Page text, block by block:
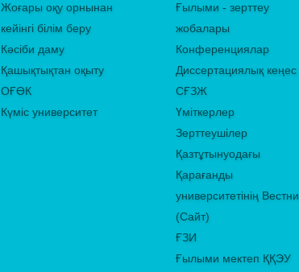
Жоғары оқу орнынан
кейінгі білім беру
Кәсіби даму
Қашықтықтан оқыту
ОҒӨК
Күміс университет
Ғылыми - зерттеу
жобалары
Конференциялар
Диссертациялық кеңес
СҒЗЖ
Үміткерлер
Зерттеушілер
Қазтұтынуодағы
Қарағанды
университетінің
(Сайт)
ҒЗИ
Ғылыми мектеп ҚҚЭУ